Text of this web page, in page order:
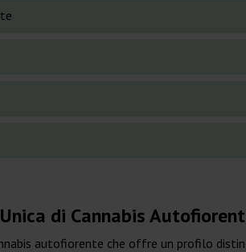
di Cannabis
autofiorente che offre un profilo